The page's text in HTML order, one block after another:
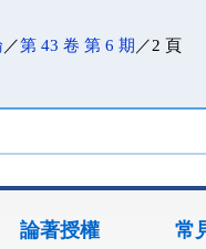
／第 43 卷 第 6 期 ／2 頁
論著授權 常